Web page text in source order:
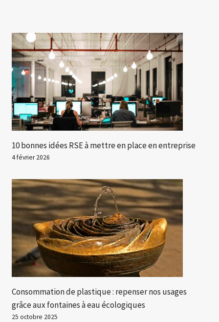
10 bonnes idées RSE à mettre en place en entreprise
4 février 2026
Consommation de plastique : repenser nos usages
grâce aux fontaines à eau écologiques
25 octobre 2025